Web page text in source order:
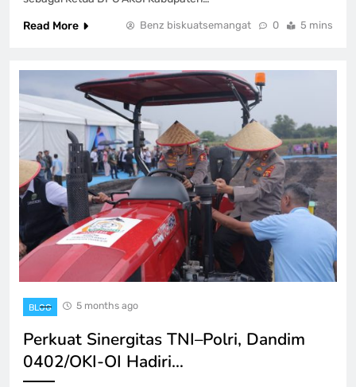
Read More
Benz biskuatsemangat 0 5 mins
BLOG 5 months ago
Perkuat Sinergitas TNI–Polri, Dandim
0402/OKI-OI Hadiri…